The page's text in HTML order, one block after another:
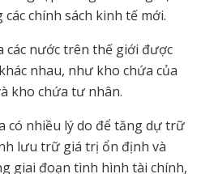
chính sách kinh tế mới.
các nước trên thế giới được
nhau, như kho chứa của
kho chứa tư nhân.
có nhiều lý do để tăng dự trữ
lưu trữ giá trị ổn định và
giai đoạn tình hình tài chính,